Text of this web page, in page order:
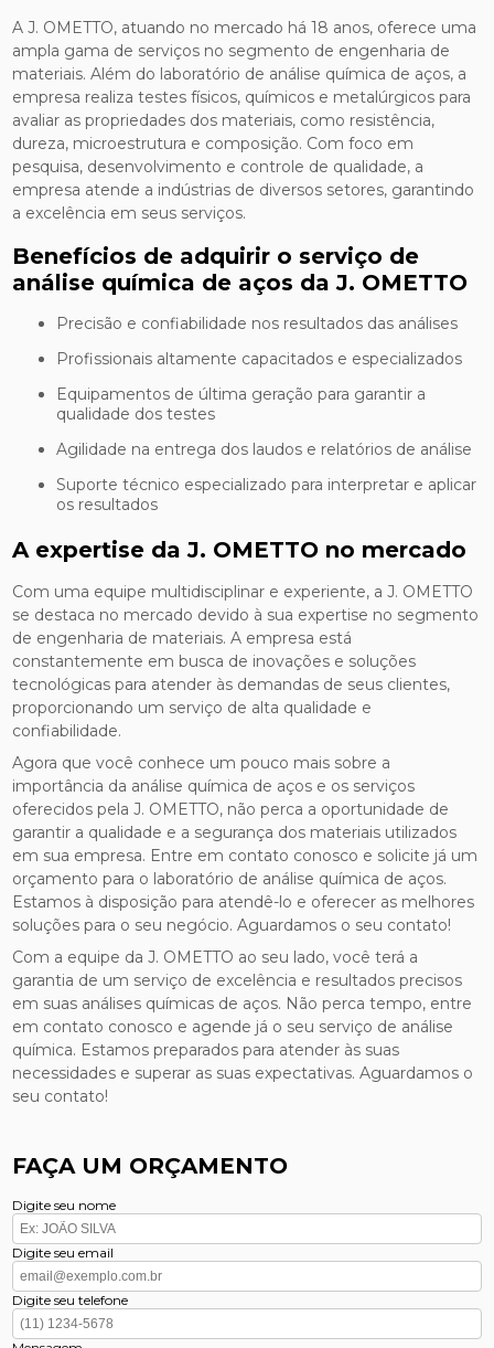
A J. OMETTO, atuando no mercado há 18 anos, oferece uma
ampla gama de serviços no segmento de engenharia de
materiais. Além do laboratório de análise química de aços, a
empresa realiza testes físicos, químicos e metalúrgicos para
avaliar as propriedades dos materiais, como resistência,
dureza, microestrutura e composição. Com foco em
pesquisa, desenvolvimento e controle de qualidade, a
empresa atende a indústrias de diversos setores, garantindo
a excelência em seus serviços.
Benefícios de adquirir o serviço de
análise química de aços da J. OMETTO
Precisão e confiabilidade nos resultados das análises
Profissionais altamente capacitados e especializados
Equipamentos de última geração para garantir a
qualidade dos testes
Agilidade na entrega dos laudos e relatórios de análise
Suporte técnico especializado para interpretar e aplicar
os resultados
A expertise da J. OMETTO no mercado
Com uma equipe multidisciplinar e experiente, a J. OMETTO
se destaca no mercado devido à sua expertise no segmento
de engenharia de materiais. A empresa está
constantemente em busca de inovações e soluções
tecnológicas para atender às demandas de seus clientes,
proporcionando um serviço de alta qualidade e
confiabilidade.
Agora que você conhece um pouco mais sobre a
importância da análise química de aços e os serviços
oferecidos pela J. OMETTO, não perca a oportunidade de
garantir a qualidade e a segurança dos materiais utilizados
em sua empresa. Entre em contato conosco e solicite já um
orçamento para o laboratório de análise química de aços.
Estamos à disposição para atendê-lo e oferecer as melhores
soluções para o seu negócio. Aguardamos o seu contato!
Com a equipe da J. OMETTO ao seu lado, você terá a
garantia de um serviço de excelência e resultados precisos
em suas análises químicas de aços. Não perca tempo, entre
em contato conosco e agende já o seu serviço de análise
química. Estamos preparados para atender às suas
necessidades e superar as suas expectativas. Aguardamos o
seu contato!
FAÇA UM ORÇAMENTO
Digite seu nome
Digite seu email
Digite seu telefone